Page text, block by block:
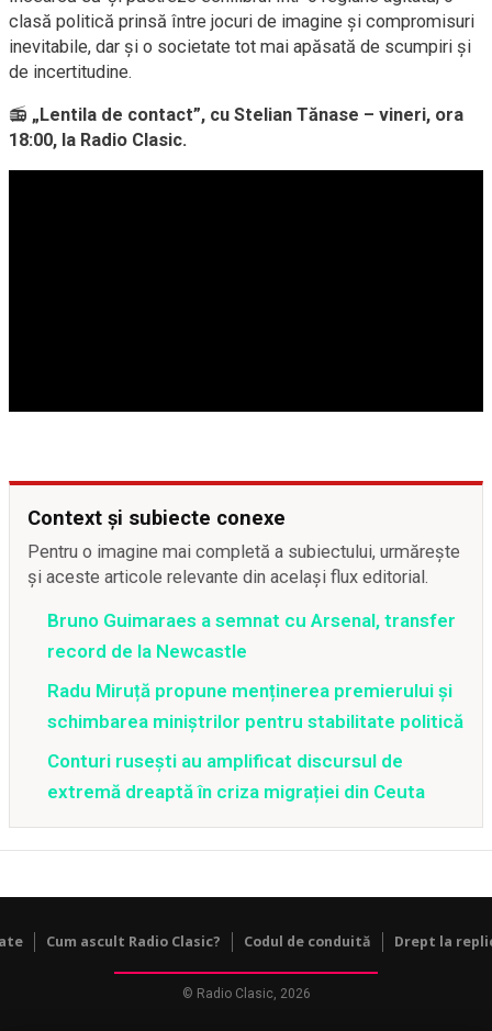
clasă politică prinsă între jocuri de imagine și compromisuri
inevitabile, dar și o societate tot mai apăsată de scumpiri și
de incertitudine.
📻 „Lentila de contact”, cu Stelian Tănase – vineri, ora
18:00, la Radio Clasic.
Context și subiecte conexe
Pentru o imagine mai completă a subiectului, urmărește
și aceste articole relevante din același flux editorial.
Bruno Guimaraes a semnat cu Arsenal, transfer
record de la Newcastle
Radu Miruță propune menținerea premierului și
schimbarea miniștrilor pentru stabilitate politică
Conturi rusești au amplificat discursul de
extremă dreaptă în criza migrației din Ceuta
Cum ascult Radio Clasic? Codul de conduită Drept la
© Radio Clasic, 2026